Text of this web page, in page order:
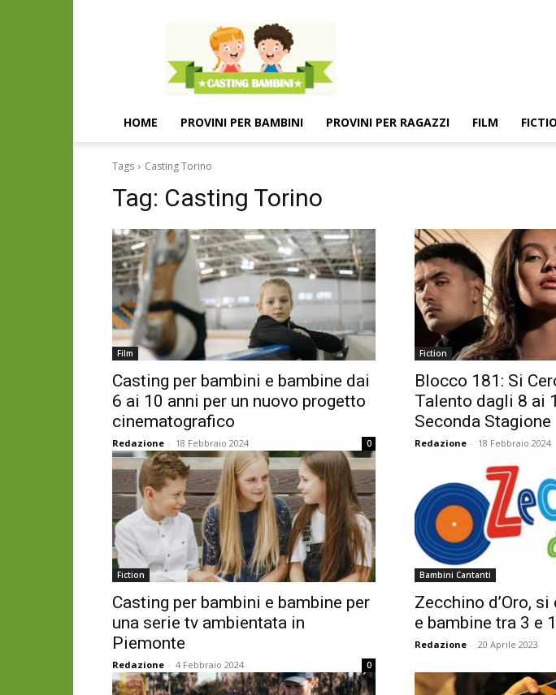
Casting
e
provini
per
bambini
e
HOME PROVINI PER BAMBINI PROVINI PER RAGAZZI FILM
Tags Casting Torino
Tag: Casting Torino
Film
Casting per bambini e bambine dai
6 ai 10 anni per un nuovo progetto
cinematografico
Redazione - 18 Febbraio 2024 0
Fiction
Blocco 181: Si
Talento dagli 8 ai
Seconda Stagione
Redazione - 18 Febbraio 2024
Fiction
Casting per bambini e bambine per
una serie tv ambientata in
Piemonte
Redazione - 4 Febbraio 2024 0
Bambini Cantanti
Zecchino d’Oro,
e bambine tra 3 e
Redazione - 20 Aprile 2023